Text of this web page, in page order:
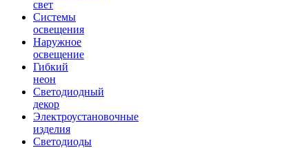
свет
Системы
освещения
Наружное
освещение
Гибкий
неон
Светодиодный
декор
Электроустановочные
изделия
Светодиоды